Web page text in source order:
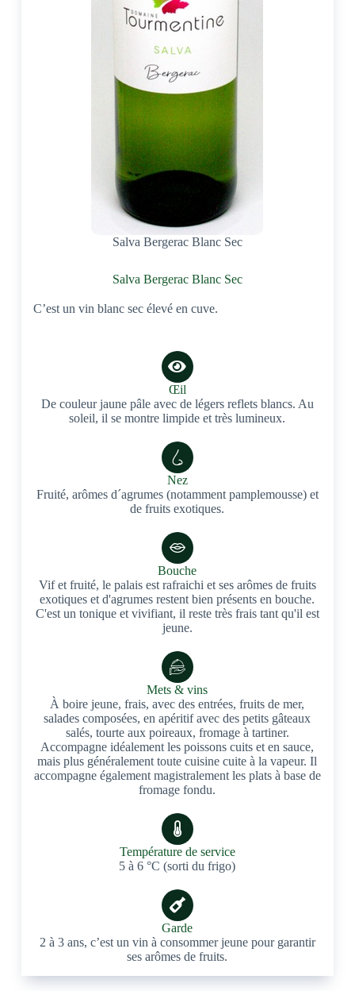
Salva Bergerac Blanc Sec
C’est un vin blanc sec élevé en cuve.
Œil
De couleur jaune pâle avec de légers reflets blancs. Au
soleil, il se montre limpide et très lumineux.
Nez
Fruité, arômes d´agrumes (notamment pamplemousse) et
de fruits exotiques.
Bouche
Vif et fruité, le palais est rafraichi et ses arômes de fruits
exotiques et d'agrumes restent bien présents en bouche.
C'est un tonique et vivifiant, il reste très frais tant qu'il est
jeune.
Mets & vins
À boire jeune, frais, avec des entrées, fruits de mer,
salades composées, en apéritif avec des petits gâteaux
salés, tourte aux poireaux, fromage à tartiner.
Accompagne idéalement les poissons cuits et en sauce,
mais plus généralement toute cuisine cuite à la vapeur. Il
accompagne également magistralement les plats à base de
fromage fondu.
Température de service
5 à 6 °C (sorti du frigo)
Garde
2 à 3 ans, c’est un vin à consommer jeune pour garantir
ses arômes de fruits.
Salva Bergerac Blanc Sec